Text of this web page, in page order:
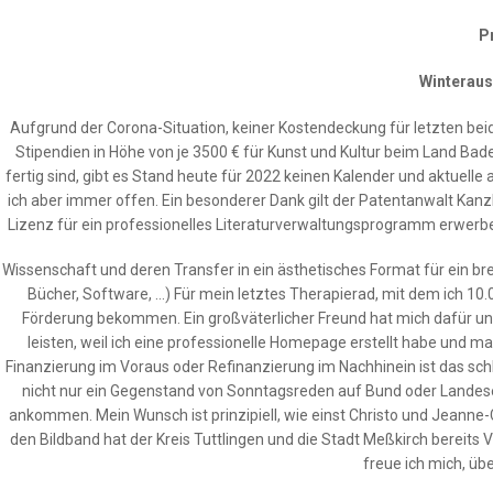
Aufgrund der Corona-Situation, keiner Kostendeckung für letzten
Stipendien in Höhe von je 3500 € für Kunst und Kultur beim Land
fertig sind, gibt es Stand heute für 2022 keinen Kalender und
ich aber immer offen. Ein besonderer Dank gilt der Patentanwalt
Lizenz für ein professionelles Literaturverwaltungsprogramm
Wissenschaft und deren Transfer in ein ästhetisches Format für ein
Bücher, Software, …) Für mein letztes Therapierad, mit dem ich
Förderung bekommen. Ein großväterlicher Freund hat mich dafür
leisten, weil ich eine professionelle Homepage erstellt habe und
Finanzierung im Voraus oder Refinanzierung im Nachhinein ist das
nicht nur ein Gegenstand von Sonntagsreden auf Bund oder
ankommen. Mein Wunsch ist prinzipiell, wie einst Christo und
den Bildband hat der Kreis Tuttlingen und die Stadt Meßkirch bereits
freue ich mich,